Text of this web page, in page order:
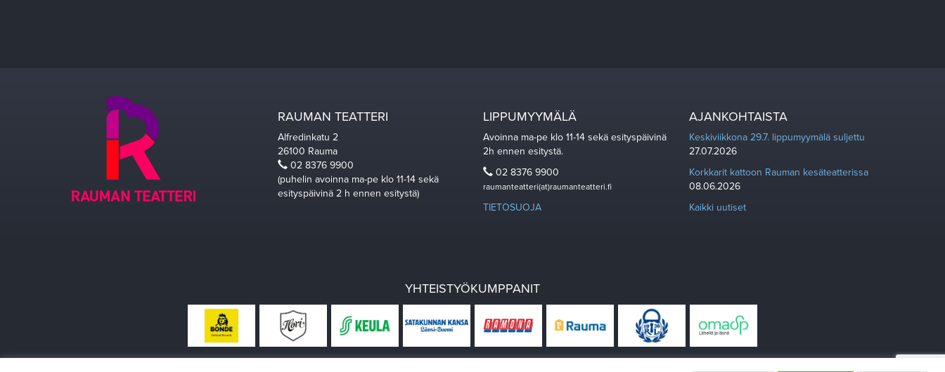
RAUMAN TEATTERI
Alfredinkatu 2
26100 Rauma
02 8376 9900
(puhelin avoinna ma-pe klo 11-14 sekä
esityspäivinä 2 h ennen esitystä)
LIPPUMYYMÄLÄ
Avoinna ma-pe klo 11-14 sekä esityspäivinä
2h ennen esitystä.
02 8376 9900
raumanteatteri(at)raumanteatteri.fi
TIETOSUOJA
AJANKOHTAISTA
Keskiviikkona 29.7. lippumyymälä suljettu
27.07.2026
Korkkarit kattoon Rauman kesäteatterissa
08.06.2026
Kaikki uutiset
YHTEISTYÖKUMPPANIT